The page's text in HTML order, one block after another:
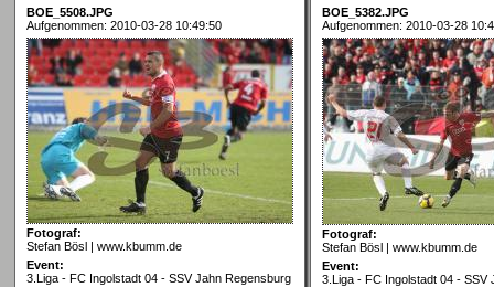
BOE_5508.JPG
Aufgenommen: 2010-03-28 10:49:50
Fotograf:
Stefan Bösl | www.kbumm.de
Event:
3.Liga - FC Ingolstadt 04 - SSV Jahn Regensburg
BOE_5382.JPG
Aufgenommen: 2010-03-28
Fotograf:
Stefan Bösl | www.kbumm.de
Event:
3.Liga - FC Ingolstadt 04 - SSV